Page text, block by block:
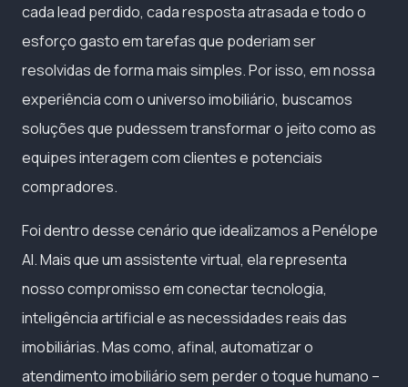
cada lead perdido, cada resposta atrasada e todo o
esforço gasto em tarefas que poderiam ser
resolvidas de forma mais simples. Por isso, em nossa
experiência com o universo imobiliário, buscamos
soluções que pudessem transformar o jeito como as
equipes interagem com clientes e potenciais
compradores.
Foi dentro desse cenário que idealizamos a Penélope
AI. Mais que um assistente virtual, ela representa
nosso compromisso em conectar tecnologia,
inteligência artificial e as necessidades reais das
imobiliárias. Mas como, afinal, automatizar o
atendimento imobiliário sem perder o toque humano –